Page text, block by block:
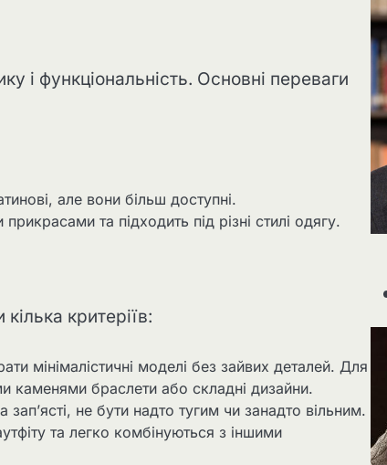
і функціональність. Основні переваги
але вони більш доступні.
та підходить під різні стилі одягу.
критеріїв:
мінімалістичні моделі без зайвих деталей. Для
каменями браслети або складні дизайни.
не бути надто тугим чи занадто вільним.
та легко комбінуються з іншими